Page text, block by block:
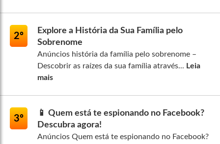
2º
Explore a História da Sua Família pelo
Sobrenome
Anúncios história da família pelo sobrenome –
Descobrir as raízes da sua família através... Leia
mais
3º
📱 Quem está te espionando no Facebook?
Descubra agora!
Anúncios Quem está te espionando no Facebook?